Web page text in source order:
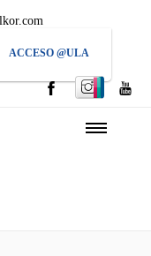
ACCESO @ULA